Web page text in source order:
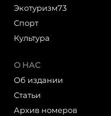
Экотуризм73
Cпорт
Культура
О НАС
Об издании
Статьи
Архив номеров